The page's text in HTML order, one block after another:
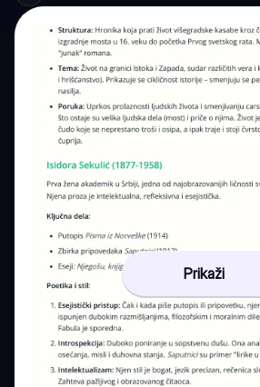
Prikaži